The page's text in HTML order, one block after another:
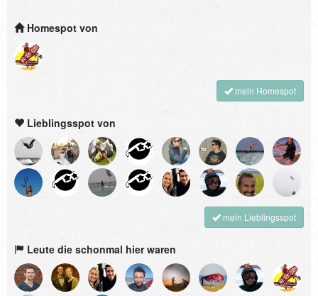
Homespot von
mein Homespot
Lieblingsspot von
mein Lieblingsspot
Leute die schonmal hier waren